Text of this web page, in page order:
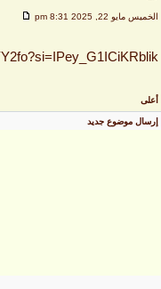
الخميس مايو 22, 2025 8:31 pm
أعلى
إرسال موضوع جديد